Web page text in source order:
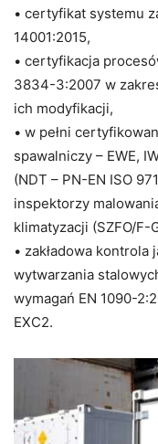
• certyfikat systemu
14001:2015,
• certyfikacja
3834-3:2007 w
ich modyfikacji,
• w pełni
spawalniczy – EWE,
(NDT – PN-EN ISO
inspektorzy
klimatyzacji (SZFO/F-
• zakładowa
wytwarzania
wymagań EN 1090-
EXC2.